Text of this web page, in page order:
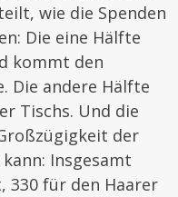
wie die Spenden
Die eine Hälfte
kommt den
Die andere Hälfte
Tischs. Und die
der
Insgesamt
330 für den Haarer